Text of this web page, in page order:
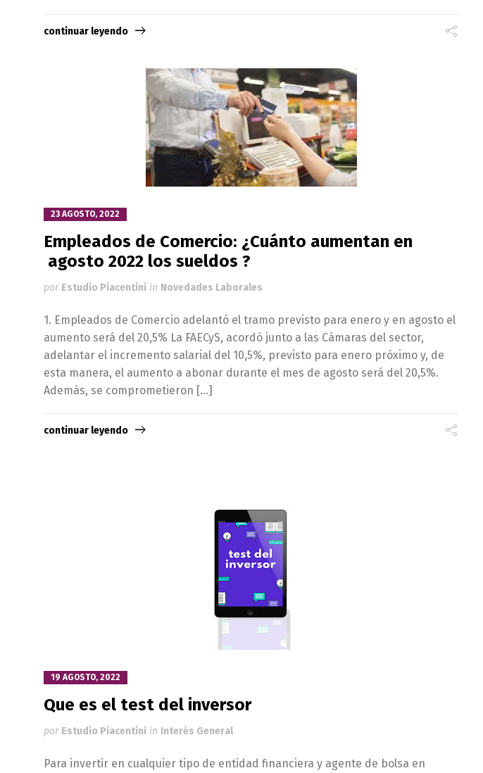
continuar leyendo
23 AGOSTO, 2022
Empleados de Comercio: ¿Cuánto aumentan en
agosto 2022 los sueldos ?
por Estudio Piacentini in Novedades Laborales
1. Empleados de Comercio adelantó el tramo previsto para enero y en agosto el
aumento será del 20,5% La FAECyS, acordó junto a las Cámaras del sector,
adelantar el incremento salarial del 10,5%, previsto para enero próximo y, de
esta manera, el aumento a abonar durante el mes de agosto será del 20,5%.
Además, se comprometieron […]
continuar leyendo
19 AGOSTO, 2022
Que es el test del inversor
por Estudio Piacentini in Interés General
Para invertir en cualquier tipo de entidad financiera y agente de bolsa en